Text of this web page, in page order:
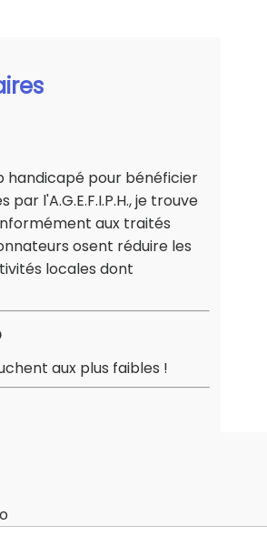
handicapé pour bénéficier
l'A.G.E.F.I.P.H., je trouve
aux traités
osent réduire les
locales dont
aux plus faibles !